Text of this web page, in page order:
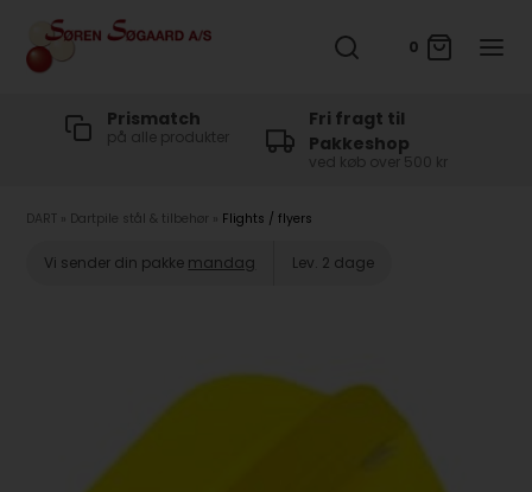
0
Prismatch
på alle produkter
Fri fragt til
Pakkeshop
ved køb over 500 kr
DART Dartpile stål & tilbehør Flights / flyers
Vi sender din pakke mandag Lev. 2 dage